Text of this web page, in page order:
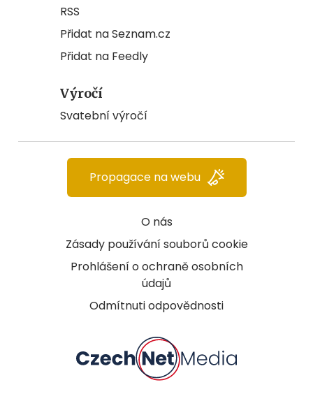
RSS
Přidat na Seznam.cz
Přidat na Feedly
Výročí
Svatební výročí
O nás
Zásady používání souborů cookie
Prohlášení o ochraně osobních
údajů
Odmítnuti odpovědnosti
Propagace na webu